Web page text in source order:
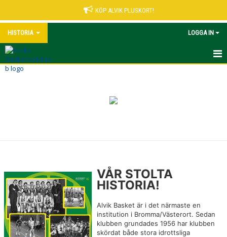
KÖP ALVIK PLUSKORT!
HISTORIA LOGGA IN
HISTORIA
VÅR STOLTA
HISTORIA!
Alvik Basket är i det närmaste en
institution i Bromma/Västerort. Sedan
klubben grundades 1956 har klubben
skördat både stora idrottsliga